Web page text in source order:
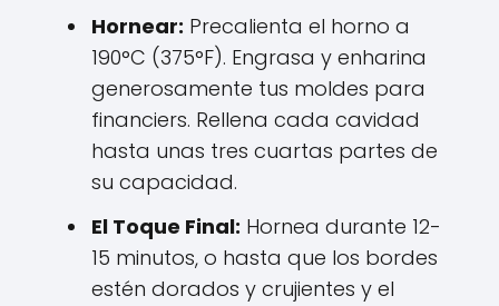
Hornear: Precalienta el horno a
190°C (375°F). Engrasa y enharina
generosamente tus moldes para
financiers. Rellena cada cavidad
hasta unas tres cuartas partes de
su capacidad.
El Toque Final: Hornea durante 12-
15 minutos, o hasta que los bordes
estén dorados y crujientes y el